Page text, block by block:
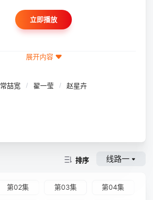
立即播放
展开内容
常喆宽 / 翟一莹 /
赵星卉
排序 线路一
第02集 第03集 第04集